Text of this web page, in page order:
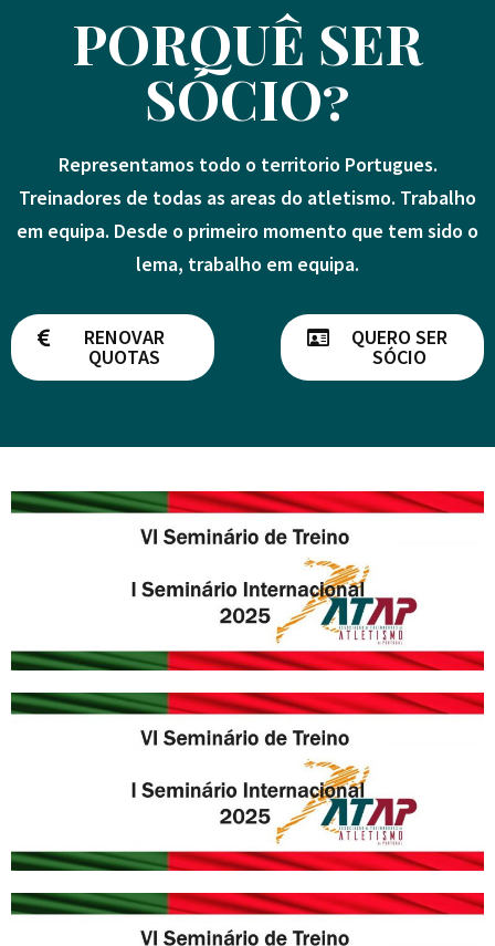
PORQUÊ SER
SÓCIO?
Representamos todo o territorio Portugues.
Treinadores de todas as areas do atletismo. Trabalho
em equipa. Desde o primeiro momento que tem sido o
lema, trabalho em equipa.
RENOVAR
QUOTAS
QUERO SER
SÓCIO